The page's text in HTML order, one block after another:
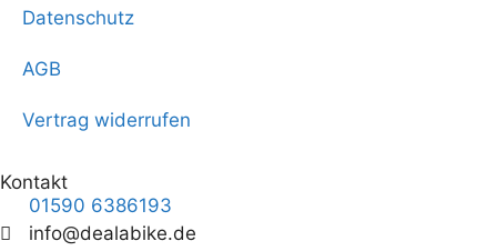
Datenschutz
AGB
Vertrag widerrufen
Kontakt
01590 6386193
info@dealabike.de